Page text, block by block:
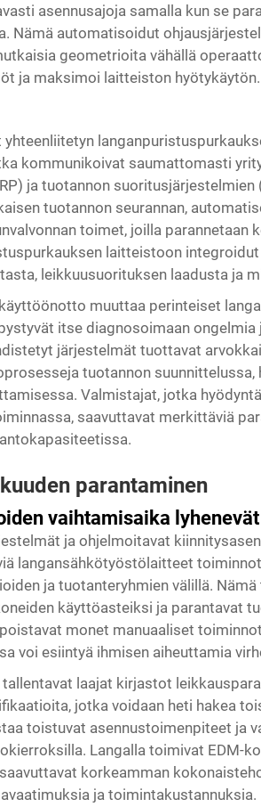
asennusajoja samalla kun se
Nämä automatisoidut
geometrioita vähällä
ja maksimoi laitteiston hyötykäytön.
kommunikoivat saumattomasti
ja tuotannon suoritusjärjestelmien
tuotannon seurannan,
toimet, joilla parannetaan
laitteistoon
leikkuusuorituksen laadusta ja
muuttaa perinteiset
itse diagnosoimaan
järjestelmät tuottavat
tuotannon suunnittelussa,
Valmistajat, jotka
saavuttavat merkittäviä
parantaminen
vaihtamisaika lyhenevät
ja ohjelmoitavat
langansähkötyöstölaitteet
ja tuotanteryhmien välillä.
käyttöasteiksi ja parantavat
monet manuaaliset
voi esiintyä ihmisen aiheuttamia
laajat kirjastot
jotka voidaan heti hakea
toistuvat asennustoimenpiteet ja
Langalla toimivat EDM-
korkeamman
ja toimintakustannuksia.